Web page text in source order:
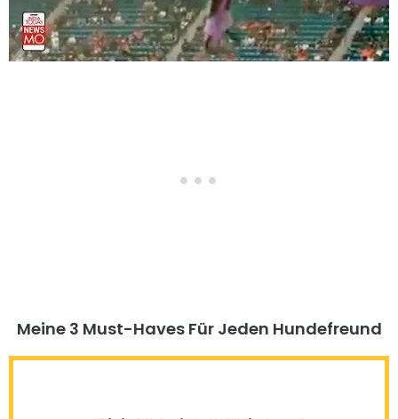
Meine 3 Must-Haves Für Jeden Hundefreund​